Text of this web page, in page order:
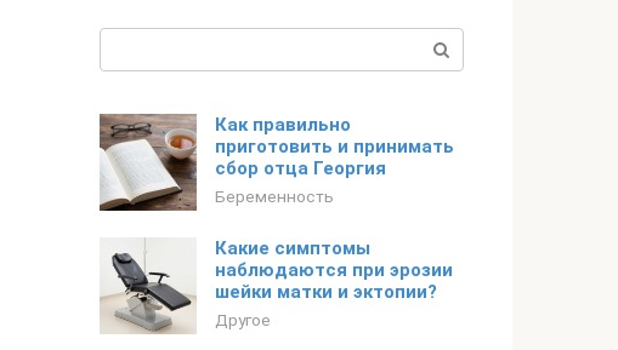
Как правильно
приготовить и принимать
сбор отца Георгия
Беременность
Какие симптомы
наблюдаются при эрозии
шейки матки и эктопии?
Другое